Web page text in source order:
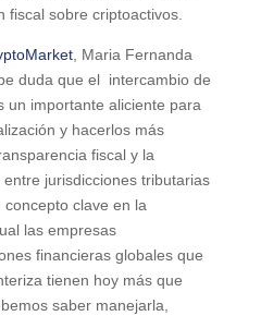
fiscal sobre criptoactivos.
, Maria Fernanda
duda que el intercambio de
un importante aliciente para
y hacerlos más
fiscal y la
jurisdicciones tributarias
clave en la
las empresas
financieras globales que
tienen hoy más que
saber manejarla,